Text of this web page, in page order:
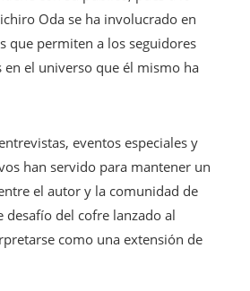
Oda se ha involucrado en
que permiten a los seguidores
en el universo que él mismo ha
eventos especiales y
han servido para mantener un
el autor y la comunidad de
desafío del cofre lanzado al
como una extensión de